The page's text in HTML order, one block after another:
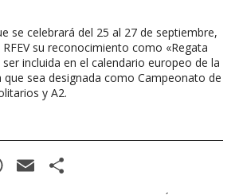
se celebrará del 25 al 27 de septiembre,
su reconocimiento como «Regata
incluida en el calendario europeo de la
que sea designada como Campeonato de
y A2.
WhatsApp
Email